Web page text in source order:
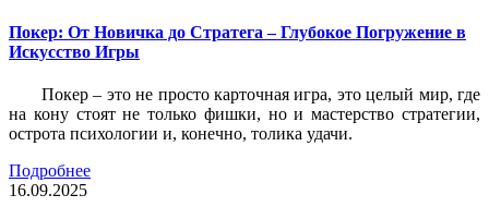
Покер: От Новичка до Стратега – Глубокое Погружение в
Искусство Игры
Покер – это не просто карточная игра, это целый мир, где
на кону стоят не только фишки, но и мастерство стратегии,
острота психологии и, конечно, толика удачи.
Подробнее
16.09.2025